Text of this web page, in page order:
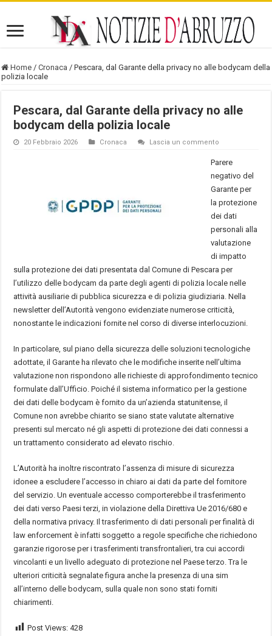
Home / Cronaca / Pescara, dal Garante della privacy no alle bodycam della
polizia locale
Pescara, dal Garante della privacy no alle
bodycam della polizia locale
20 Febbraio 2026 Cronaca Lascia un commento
Parere
negativo del
Garante per
la protezione
dei dati
personali alla
valutazione
di impatto
sulla protezione dei dati presentata dal Comune di Pescara per
l’utilizzo delle bodycam da parte degli agenti di polizia locale nelle
attività ausiliarie di pubblica sicurezza e di polizia giudiziaria. Nella
newsletter dell’Autorità vengono evidenziate numerose criticità,
nonostante le indicazioni fornite nel corso di diverse interlocuzioni.
In particolare, sul piano della sicurezza delle soluzioni tecnologiche
adottate, il Garante ha rilevato che le modifiche inserite nell’ultima
valutazione non rispondono alle richieste di approfondimento tecnico
formulate dall’Ufficio. Poiché il sistema informatico per la gestione
dei dati delle bodycam è fornito da un’azienda statunitense, il
Comune non avrebbe chiarito se siano state valutate alternative
presenti sul mercato né gli aspetti di protezione dei dati connessi a
un trattamento considerato ad elevato rischio.
L’Autorità ha inoltre riscontrato l’assenza di misure di sicurezza
idonee a escludere l’accesso in chiaro ai dati da parte del fornitore
del servizio. Un eventuale accesso comporterebbe il trasferimento
dei dati verso Paesi terzi, in violazione della Direttiva Ue 2016/680 e
della normativa privacy. Il trasferimento di dati personali per finalità di
law enforcement è infatti soggetto a regole specifiche che richiedono
garanzie rigorose per i trasferimenti transfrontalieri, tra cui accordi
vincolanti e un livello adeguato di protezione nel Paese terzo. Tra le
ulteriori criticità segnalate figura anche la presenza di una sim
all’interno delle bodycam, sulla quale non sono stati forniti
chiarimenti.
Post Views: 428